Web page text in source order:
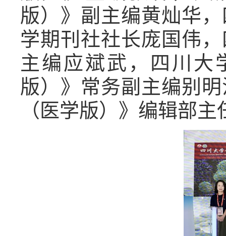
版）》副主编黄灿华
学期刊社社长庞国伟
主编应斌武，四川大
版）》常务副主编别
（医学版）》编辑部